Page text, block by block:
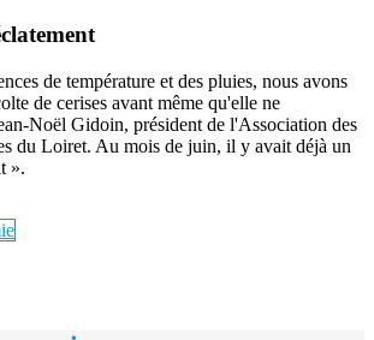
de température et des pluies, nous avons
de cerises avant même qu'elle ne
Noël Gidoin, président de l'Association des
du Loiret. Au mois de juin, il y avait déjà un
».